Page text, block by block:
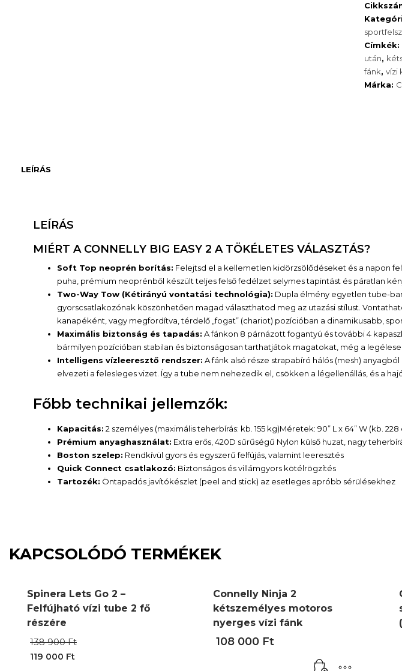
Top
vízi
fánk
tube)
Címkék:
után,
fánk, vízi
Márka:
LEÍRÁS
LEÍRÁS
MIÉRT A CONNELLY BIG EASY 2 A TÖKÉLETES VÁLASZTÁS?
Soft Top neoprén borítás: Felejtsd el a kellemetlen kidörzsölődéseket és a napon
puha, prémium neoprénből készült teljes felső fedélzet selymes tapintást és páratlan
Two-Way Tow (Kétirányú vontatási technológia): Dupla élmény egyetlen tube-
gyorscsatlakozónak köszönhetően magad választhatod meg az utazási stílust.
kanapéként, vagy megfordítva, térdelő „fogat” (chariot) pozícióban a dinamikusabb,
Maximális biztonság és tapadás: A fánkon 8 párnázott fogantyú és további 4
bármilyen pozícióban stabilan és biztonságosan tarthatjátok magatokat, még a
Intelligens vízleeresztő rendszer: A fánk alsó része strapabíró hálós (mesh)
elvezeti a felesleges vizet. Így a tube nem nehezedik el, csökken a légellenállás, és a
Főbb technikai jellemzők:
Kapacitás: 2 személyes (maximális teherbírás: kb. 155 kg)Méretek: 90” L x 64” W (kb.
Prémium anyaghasználat: Extra erős, 420D sűrűségű Nylon külső huzat, nagy
Boston szelep: Rendkívül gyors és egyszerű felfújás, valamint leeresztés
Quick Connect csatlakozó: Biztonságos és villámgyors kötélrögzítés
Tartozék: Öntapadós javítókészlet (peel and stick) az esetleges apróbb sérülésekhez
KAPCSOLÓDÓ TERMÉKEK
Spinera Lets Go 2 –
Felfújható vízi tube 2 fő
részére
138 900Ft
119 000 Ft
Connelly Ninja 2
kétszemélyes motoros
nyerges vízi fánk
108 000 Ft